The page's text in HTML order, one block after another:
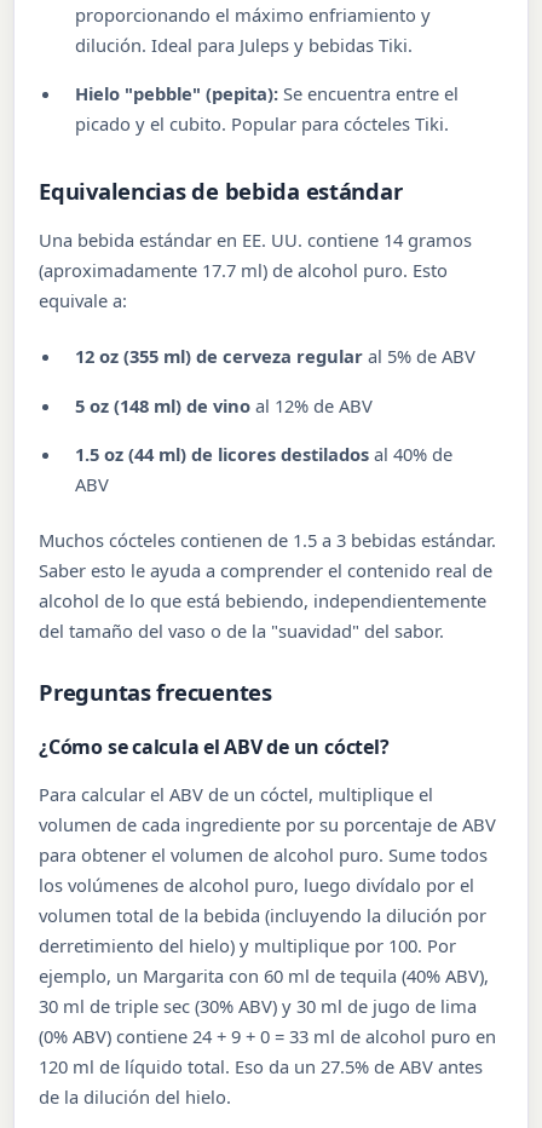
proporcionando el máximo enfriamiento y
dilución. Ideal para Juleps y bebidas Tiki.
Hielo "pebble" (pepita): Se encuentra entre el
picado y el cubito. Popular para cócteles Tiki.
Equivalencias de bebida estándar
Una bebida estándar en EE. UU. contiene 14 gramos
(aproximadamente 17.7 ml) de alcohol puro. Esto
equivale a:
12 oz (355 ml) de cerveza regular al 5% de ABV
5 oz (148 ml) de vino al 12% de ABV
1.5 oz (44 ml) de licores destilados al 40% de
ABV
Muchos cócteles contienen de 1.5 a 3 bebidas estándar.
Saber esto le ayuda a comprender el contenido real de
alcohol de lo que está bebiendo, independientemente
del tamaño del vaso o de la "suavidad" del sabor.
Preguntas frecuentes
¿Cómo se calcula el ABV de un cóctel?
Para calcular el ABV de un cóctel, multiplique el
volumen de cada ingrediente por su porcentaje de ABV
para obtener el volumen de alcohol puro. Sume todos
los volúmenes de alcohol puro, luego divídalo por el
volumen total de la bebida (incluyendo la dilución por
derretimiento del hielo) y multiplique por 100. Por
ejemplo, un Margarita con 60 ml de tequila (40% ABV),
30 ml de triple sec (30% ABV) y 30 ml de jugo de lima
(0% ABV) contiene 24 + 9 + 0 = 33 ml de alcohol puro en
120 ml de líquido total. Eso da un 27.5% de ABV antes
de la dilución del hielo.